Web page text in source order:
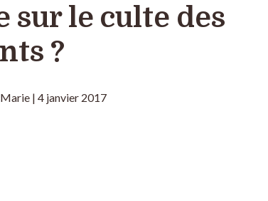
sur le culte des
?
| 4 janvier 2017